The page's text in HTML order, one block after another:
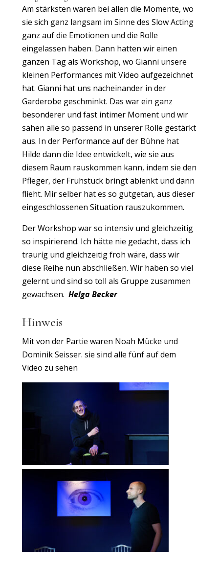
Am stärksten waren bei allen die Momente, wo
sie sich ganz langsam im Sinne des Slow Acting
ganz auf die Emotionen und die Rolle
eingelassen haben. Dann hatten wir einen
ganzen Tag als Workshop, wo Gianni unsere
kleinen Performances mit Video aufgezeichnet
hat. Gianni hat uns nacheinander in der
Garderobe geschminkt. Das war ein ganz
besonderer und fast intimer Moment und wir
sahen alle so passend in unserer Rolle gestärkt
aus. In der Performance auf der Bühne hat
Hilde dann die Idee entwickelt, wie sie aus
diesem Raum rauskommen kann, indem sie den
Pfleger, der Frühstück bringt ablenkt und dann
flieht. Mir selber hat es so gutgetan, aus dieser
eingeschlossenen Situation rauszukommen.
Der Workshop war so intensiv und gleichzeitig
so inspirierend. Ich hätte nie gedacht, dass ich
traurig und gleichzeitig froh wäre, dass wir
diese Reihe nun abschließen. Wir haben so viel
gelernt und sind so toll als Gruppe zusammen
gewachsen. Helga Becker
Hinweis
Mit von der Partie waren Noah Mücke und
Dominik Seisser. sie sind alle fünf auf dem
Video zu sehen